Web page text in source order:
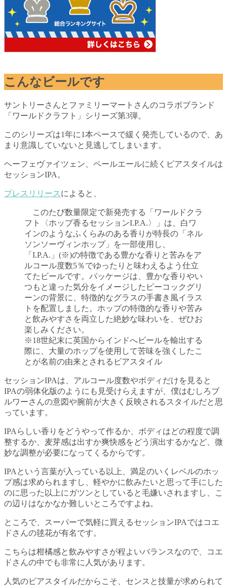
こんなビールです
サントリーさんとファミリーマートさんのコラボブランド
「ワールドクラフト」シリーズ第3弾。
このシリーズは1年に1本ペースで緩く発売しているので、あ
まり意識していないと見逃してしまいます。
ヘーフェヴァイツェン、ペールエールに続くビアスタイルは
セッションIPA。
プレスリリース によると、
このたび数量限定で新発売する「ワールドクラ
フト〈ホップ香るセッションI.P.A.〉」は、白ワ
インのようなふくらみのある香りが特長の「ネル
ソンソーヴィンホップ」を一部使用し、
「I.P.A.」(※)の特徴である豊かな香りと苦みをア
ルコール度数5％でゆったりと味わえるよう仕立
てたビールです。パッケージは、豊かな香りやい
つもと違った気分をイメージしたピーコックグリ
ーンの背景に、特徴的なグラスの手書き風イラス
トを配置しました。ホップの特徴的な香りや苦み
と飲みやすさを両立した絶妙な味わいを、ぜひお
楽しみください。
※18世紀末に英国からインドへビールを輸出する
際に、大量のホップを使用して苦味を強くしたこ
とが名前の由来とされるビアスタイル
セッションIPAは、アルコール度数やボディだけを見ると
IPAの弱体化版のようにも見受けらえますが、僕はむしろブ
ルワーさんの意図や腕前が大きく反映されるスタイルだと思
っています。
IPAらしい香りをどうやって作るか、ボディはどの程度で調
整するか、麦芽感は出すか爽快感をどう演出するかなど、微
妙な調整が必要になってくるからです。
IPAという言葉が入っている以上、満足のいくレベルのホッ
プ感は求められますし、軽やかに飲みたいと思って手にした
のに思った以上にガツンとしていると毛嫌いされますし、こ
の辺りはなかなか難しいところですよね。
ところで、スーパーで気軽に買えるセッションIPAではコエ
ドさんの毬花が有名です。
こちらは柑橘感と飲みやすさが程よいバランスなので、コエ
ドさんの中でも非常に人気があります。
人気のビアスタイルだからこそ、センスと技量が求められて